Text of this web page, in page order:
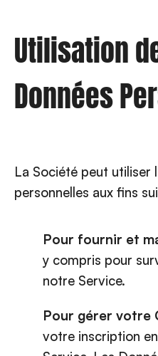
Utilisation
Données
La Société peut utiliser
personnelles aux fins
Pour fournir et
y compris pour
notre Service.
Pour gérer votre
votre inscription